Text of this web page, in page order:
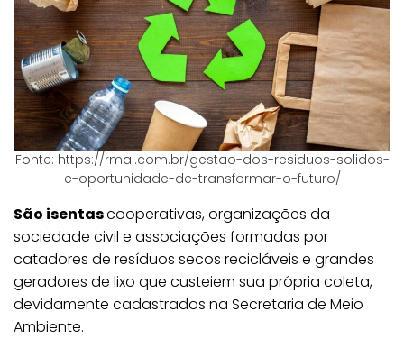
Fonte: https://rmai.com.br/gestao-dos-residuos-solidos-
e-oportunidade-de-transformar-o-futuro/
São isentascooperativas, organizações da
sociedade civil e associações formadas por
catadores de resíduos secos recicláveis e grandes
geradores de lixo que custeiem sua própria coleta,
devidamente cadastrados na Secretaria de Meio
Ambiente.